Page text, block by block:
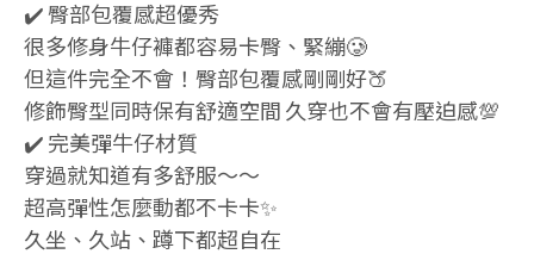
✔️ 臀部包覆感超優秀
很多修身牛仔褲都容易卡臀、緊繃🥲
但這件完全不會！臀部包覆感剛剛好🍑
修飾臀型同時保有舒適空間 久穿也不會有壓迫感💯
✔️ 完美彈牛仔材質
穿過就知道有多舒服～～
超高彈性怎麼動都不卡卡✨
久坐、久站、蹲下都超自在